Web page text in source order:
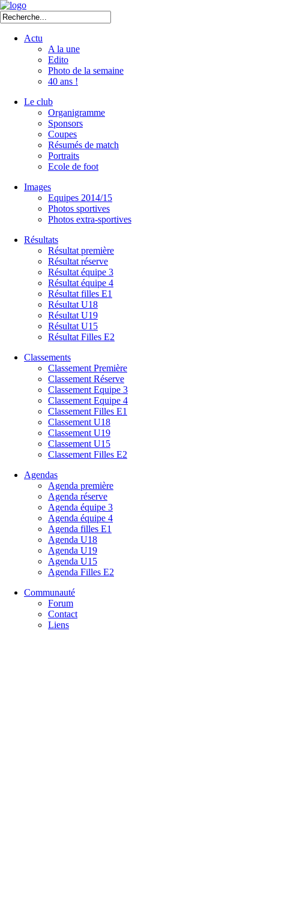
Actu
A la une
Edito
Photo de la semaine
40 ans !
Le club
Organigramme
Sponsors
Coupes
Résumés de match
Portraits
Ecole de foot
Images
Equipes 2014/15
Photos sportives
Photos extra-sportives
Résultats
Résultat première
Résultat réserve
Résultat équipe 3
Résultat équipe 4
Résultat filles E1
Résultat U18
Résultat U19
Résultat U15
Résultat Filles E2
Classements
Classement Première
Classement Réserve
Classement Equipe 3
Classement Equipe 4
Classement Filles E1
Classement U18
Classement U19
Classement U15
Classement Filles E2
Agendas
Agenda première
Agenda réserve
Agenda équipe 3
Agenda équipe 4
Agenda filles E1
Agenda U18
Agenda U19
Agenda U15
Agenda Filles E2
Communauté
Forum
Contact
Liens